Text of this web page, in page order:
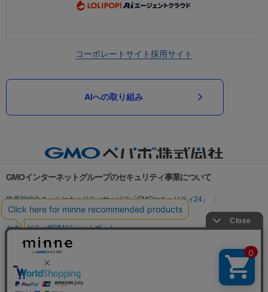
コーポレートサイト採用サイト
AIへの取り組み
GMOインターネットグループのセキュリティ事業について
世界初総合ネットセキュリティサービス「GMOセキュリティ24」
パスワード漏洩診断
Webサイトリスク診断
セキュリティ相談AIチャットボット
実在証明・盗聴対策
サイバー攻撃対策（GMO Flatt Security）
セキュリティ事業の軌跡